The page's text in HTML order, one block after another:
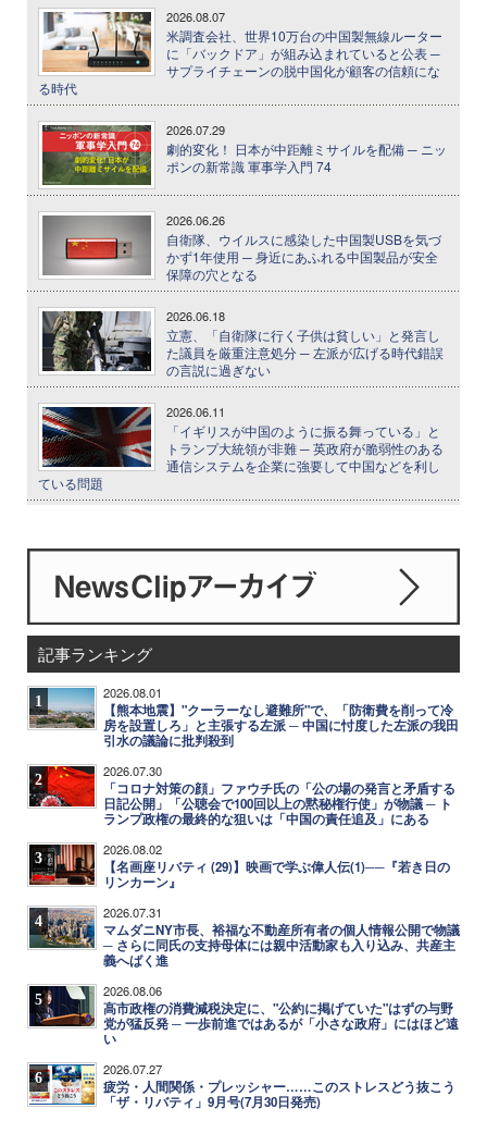
2026.08.07
米調査会社、世界10万台の中国製無線ルーター
に「バックドア」が組み込まれていると公表 ─
サプライチェーンの脱中国化が顧客の信頼にな
る時代
2026.07.29
劇的変化！ 日本が中距離ミサイルを配備 ─ ニッ
ポンの新常識 軍事学入門 74
2026.06.26
自衛隊、ウイルスに感染した中国製USBを気づ
かず1年使用 ─ 身近にあふれる中国製品が安全
保障の穴となる
2026.06.18
立憲、「自衛隊に行く子供は貧しい」と発言し
た議員を厳重注意処分 ─ 左派が広げる時代錯誤
の言説に過ぎない
2026.06.11
「イギリスが中国のように振る舞っている」と
トランプ大統領が非難 ─ 英政府が脆弱性のある
通信システムを企業に強要して中国などを利し
ている問題
記事ランキング
1 2026.08.01
【熊本地震】"クーラーなし避難所"で、「防衛費を削って冷
房を設置しろ」と主張する左派 ─ 中国に忖度した左派の我田
引水の議論に批判殺到
2 2026.07.30
「コロナ対策の顔」ファウチ氏の「公の場の発言と矛盾する
日記公開」「公聴会で100回以上の黙秘権行使」が物議 ─ ト
ランプ政権の最終的な狙いは「中国の責任追及」にある
3 2026.08.02
【名画座リバティ (29)】映画で学ぶ偉人伝(1)──『若き日の
リンカーン』
4 2026.07.31
マムダニNY市長、裕福な不動産所有者の個人情報公開で物議
─ さらに同氏の支持母体には親中活動家も入り込み、共産主
義へばく進
5 2026.08.06
高市政権の消費減税決定に、"公約に掲げていた"はずの与野
党が猛反発 ─ 一歩前進ではあるが「小さな政府」にはほど遠
い
6 2026.07.27
疲労・人間関係・プレッシャー……このストレスどう抜こう
「ザ・リバティ」9月号(7月30日発売)